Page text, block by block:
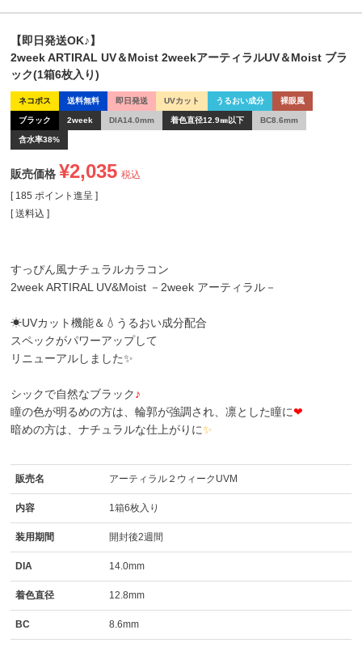
【即日発送OK♪】
2week ARTIRAL UV＆Moist 2weekアーティラルUV＆Moist ブラ
ック(1箱6枚入り)
ネコポス 送料無料 即日発送 UVカット うるおい成分 裸眼風
ブラック 2week DIA14.0mm 着色直径12.9㎜以下 BC8.6mm
含水率38%
販売価格 ¥2,035 税込
[ 185 ポイント進呈 ]
送料込
すっぴん風ナチュラルカラコン
2week ARTIRAL UV&Moist －2week アーティラル－
☀UVカット機能＆💧うるおい成分配合
スペックがパワーアップして
リニューアルしました✨
シックで自然なブラック♪
瞳の色が明るめの方は、輪郭が強調され、凛とした瞳に❤
暗めの方は、ナチュラルな仕上がりに✨
販売名 アーティラル２ウィークUVM
内容 1箱6枚入り
装用期間 開封後2週間
DIA 14.0mm
着色直径 12.8mm
BC 8.6mm